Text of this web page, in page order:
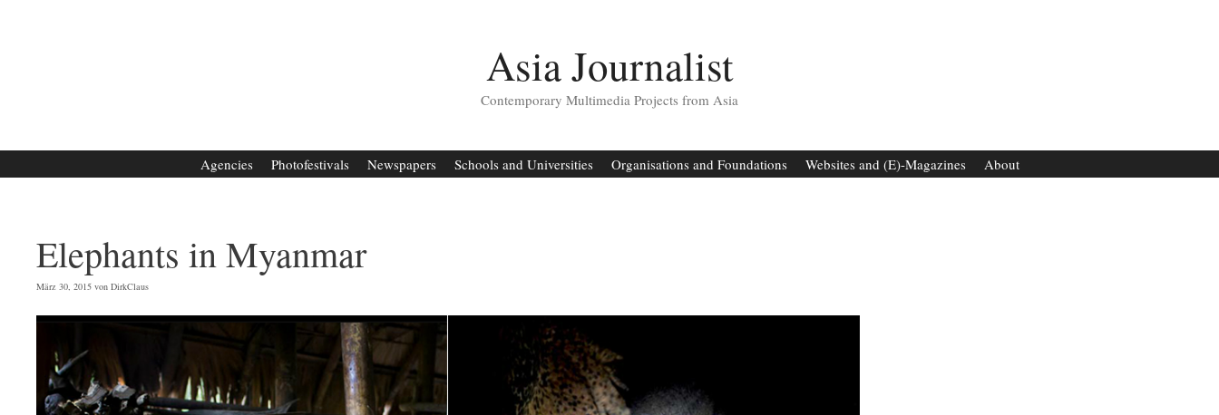
Asia Journalist
Contemporary Multimedia Projects from Asia
Agencies Photofestivals Newspapers Schools and Universities Organisations and Foundations Websites and (E)-Magazines About
Elephants in Myanmar
März 30, 2015 von DirkClaus